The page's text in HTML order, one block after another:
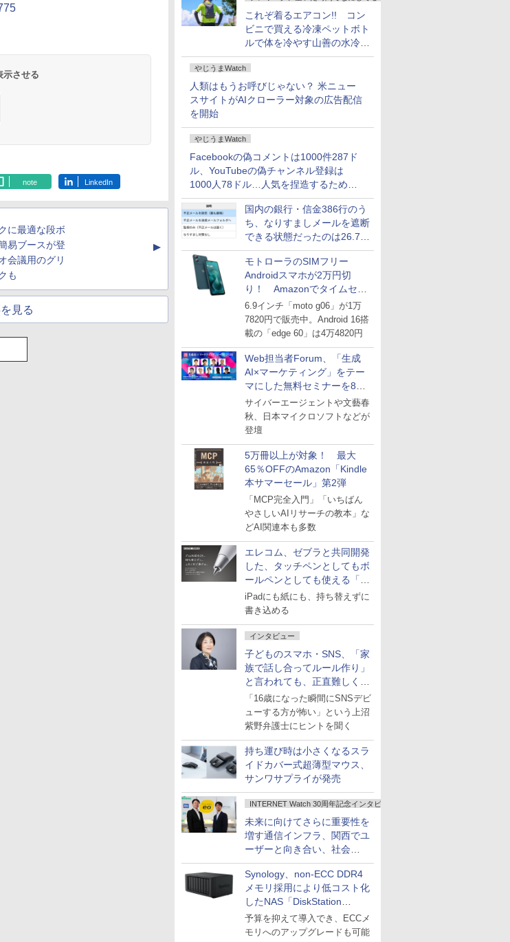
これぞ着るエアコン!! コン
ビニで買える冷凍ペットボト
ルで体を冷やす山善の水冷ベ
ストがロードバイクにちょう
どいい【ぼっち・ざ・ろー
ど！その14】
やじうまWatch
人類はもうお呼びじゃない？ 米ニュー
スサイトがAIクローラー対象の広告配信
を開始
やじうまWatch
Facebookの偽コメントは1000件287ド
ル、YouTubeの偽チャンネル登録は
1000人78ドル…人気を捏造するための
価格リストが公開中
国内の銀行・信金386行のう
ち、なりすましメールを遮断
できる状態だったのは26.7％
にとどまる～GMOブランド
セキュリティ調査
モトローラのSIMフリー
Androidスマホが2万円切
り！ Amazonでタイムセー
ル
6.9インチ「moto g06」が1万
7820円で販売中。Android 16搭
載の「edge 60」は4万4820円
Web担当者Forum、「生成
AI×マーケティング」をテー
マにした無料セミナーを8月
27日にオンライン開催
サイバーエージェントや文藝春
秋、日本マイクロソフトなどが
登壇
5万冊以上が対象！ 最大
65％OFFのAmazon「Kindle
本サマーセール」第2弾
「MCP完全入門」「いちばん
やさしいAIリサーチの教本」な
どAI関連本も多数
エレコム、ゼブラと共同開発
した、タッチペンとしてもボ
ールペンとしても使える「ス
タイラスツーウェイ」発売
iPadにも紙にも、持ち替えずに
書き込める
インタビュー
子どものスマホ・SNS、「家
族で話し合ってルール作り」
と言われても、正直難しくな
いですか？
「16歳になった瞬間にSNSデビ
ューする方が怖い」という上沼
紫野弁護士にヒントを聞く
持ち運び時は小さくなるスラ
イドカバー式超薄型マウス、
サンワサプライが発売
INTERNET Watch 30周年記念インタビュー
未来に向けてさらに重要性を
増す通信インフラ、関西でユ
ーザーと向き合い、社会
の“あたらしい”を起動し続け
る～オプテージ
Synology、non-ECC DDR4
メモリ採用により低コスト化
したNAS「DiskStation
neo+」シリーズ
予算を抑えて導入でき、ECCメ
モリへのアップグレードも可能
示させる
note LinkedIn
に最適な段ボ
易ブースが登
会議用のグリ
も
▲
見る